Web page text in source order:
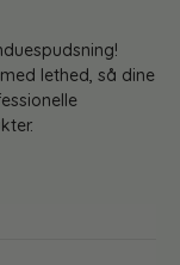
lethed, så dine